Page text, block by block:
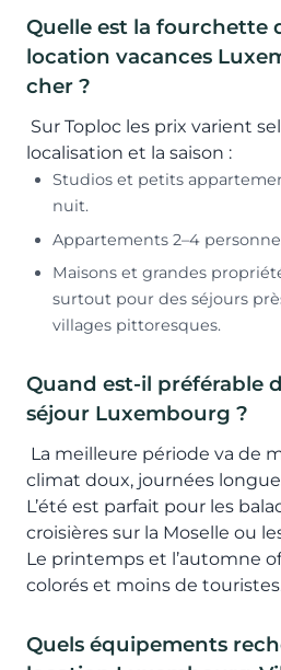
Quelle est la fourchette
location vacances
cher ?
Sur Toploc les prix varient
localisation et la saison :
Studios et petits
nuit.
Appartements 2–4
Maisons et grandes
surtout pour des séjours
villages pittoresques.
Quand est-il préférable
séjour Luxembourg ?
La meilleure période va de
climat doux, journées
L’été est parfait pour les
croisières sur la Moselle ou
Le printemps et l’automne
colorés et moins de
Quels équipements